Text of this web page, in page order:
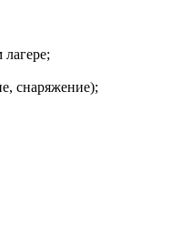
лагере;
снаряжение);